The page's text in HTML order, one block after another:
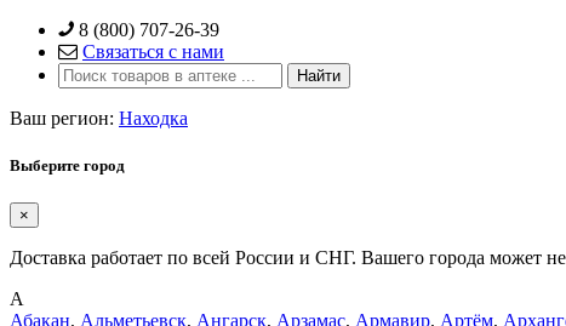
Skip
content
8 (800) 707-26-39
Связаться с нами
Ваш регион: Находка
Выберите город
×
Доставка работает по всей России и СНГ. Вашего города может
А
Абакан, Альметьевск, Ангарск, Арзамас, Армавир, Артём,